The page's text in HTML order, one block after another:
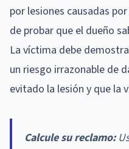
por lesiones causadas
de probar que el dueño
La víctima debe
un riesgo irrazonable de
evitado la lesión y que la
Calcule su reclamo: